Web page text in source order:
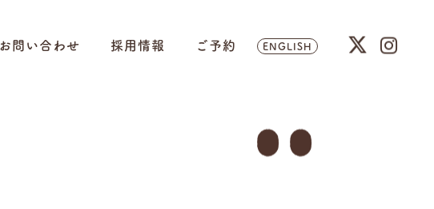
お問い合わせ 採用情報 ご予約 ENGLISH